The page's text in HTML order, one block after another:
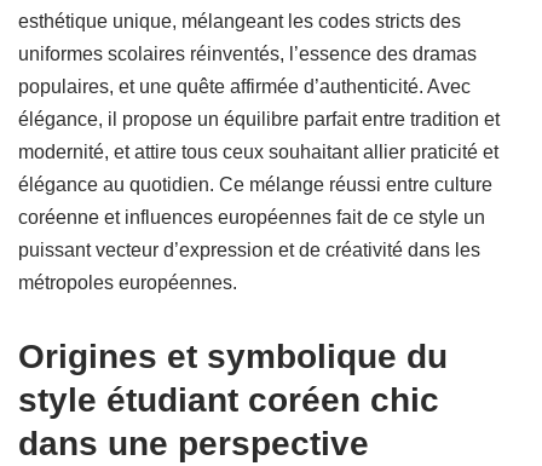
esthétique unique, mélangeant les codes stricts des
uniformes scolaires réinventés, l’essence des dramas
populaires, et une quête affirmée d’authenticité. Avec
élégance, il propose un équilibre parfait entre tradition et
modernité, et attire tous ceux souhaitant allier praticité et
élégance au quotidien. Ce mélange réussi entre culture
coréenne et influences européennes fait de ce style un
puissant vecteur d’expression et de créativité dans les
métropoles européennes.
Origines et symbolique du
style étudiant coréen chic
dans une perspective